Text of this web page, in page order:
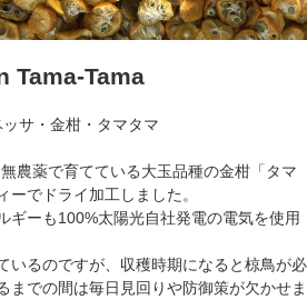
Tama-Tama
ッサ・金柑・タマタマ
農薬で育てている大玉品種の金柑「タマ
ーでドライ加工しました。
ギーも100%太陽光自社発電の電気を使用
いるのですが、収穫時期になると椋鳥が必
までの間は毎日見回りや防御策が欠かせま